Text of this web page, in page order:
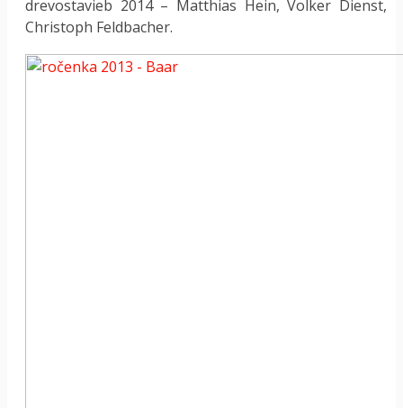
drevostavieb 2014 – Matthias Hein, Volker Dienst,
Christoph Feldbacher.